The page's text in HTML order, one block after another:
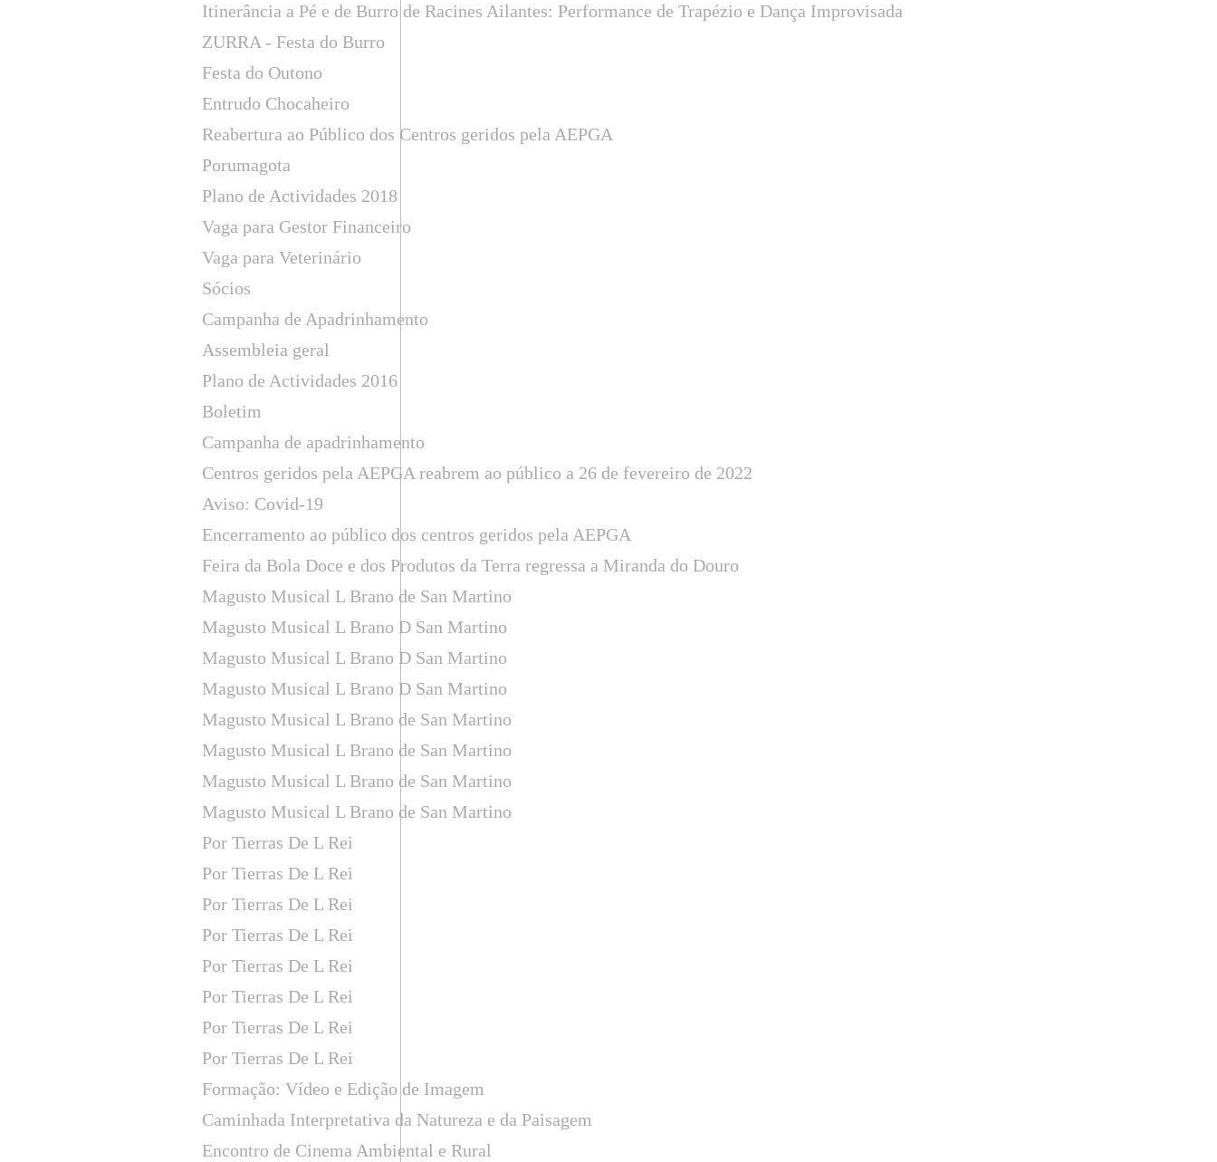
Itinerância a Pé e de Burro de Racines Ailantes: Performance de Trapézio e Dança Improvisada
ZURRA - Festa do Burro
Festa do Outono
Entrudo Chocaheiro
Reabertura ao Público dos Centros geridos pela AEPGA
Porumagota
Plano de Actividades 2018
Vaga para Gestor Financeiro
Vaga para Veterinário
Sócios
Campanha de Apadrinhamento
Assembleia geral
Plano de Actividades 2016
Boletim
Campanha de apadrinhamento
Centros geridos pela AEPGA reabrem ao público a 26 de fevereiro de 2022
Aviso: Covid-19
Encerramento ao público dos centros geridos pela AEPGA
Feira da Bola Doce e dos Produtos da Terra regressa a Miranda do Douro
Magusto Musical L Brano de San Martino
Magusto Musical L Brano D San Martino
Magusto Musical L Brano D San Martino
Magusto Musical L Brano D San Martino
Magusto Musical L Brano de San Martino
Magusto Musical L Brano de San Martino
Magusto Musical L Brano de San Martino
Magusto Musical L Brano de San Martino
Por Tierras De L Rei
Por Tierras De L Rei
Por Tierras De L Rei
Por Tierras De L Rei
Por Tierras De L Rei
Por Tierras De L Rei
Por Tierras De L Rei
Por Tierras De L Rei
Formação: Vídeo e Edição de Imagem
Caminhada Interpretativa da Natureza e da Paisagem
Encontro de Cinema Ambiental e Rural